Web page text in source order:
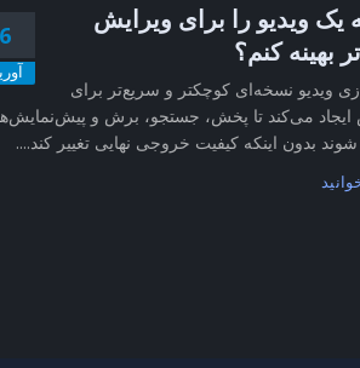
6
یک ویدیو را برای ویرایش
بهینه کنم؟
ویدیو نسخه‌ای کوچکتر و سریع‌تر برای
ایجاد می‌کند تا پخش، جستجو، برش و
بدون اینکه کیفیت خروجی نهایی تغییر کند....